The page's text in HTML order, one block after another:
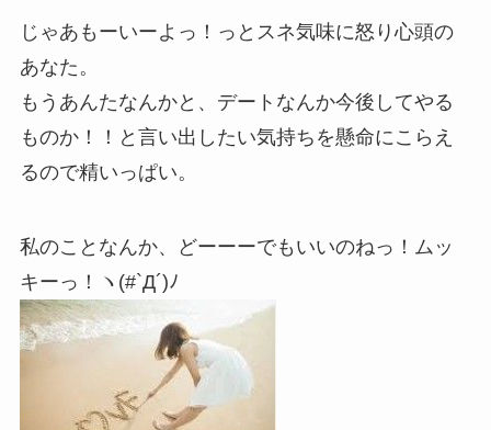
じゃあもーいーよっ！っとスネ気味に怒り心頭の
あなた。
もうあんたなんかと、デートなんか今後してやる
ものか！！と言い出したい気持ちを懸命にこらえ
るので精いっぱい。
私のことなんか、どーーーでもいいのねっ！ムッ
キーっ！ヽ(#`Д´)ﾉ